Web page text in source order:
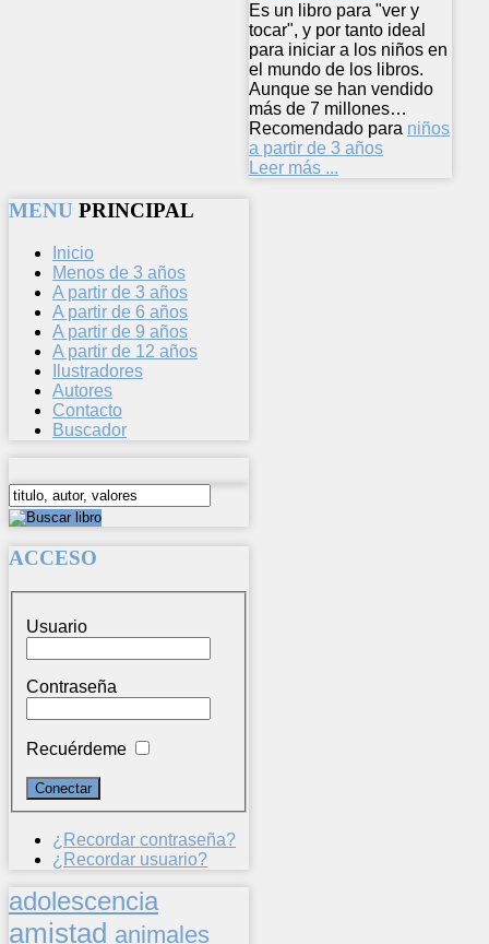
Es un libro para "ver y
tocar", y por tanto ideal
para iniciar a los niños en
el mundo de los libros.
Aunque se han vendido
más de 7 millones…
Recomendado para niños
a partir de 3 años
Leer más ...
MENU PRINCIPAL
Inicio
Menos de 3 años
A partir de 3 años
A partir de 6 años
A partir de 9 años
A partir de 12 años
Ilustradores
Autores
Contacto
Buscador
ACCESO
Usuario
Contraseña
Recuérdeme
¿Recordar contraseña?
¿Recordar usuario?
adolescencia
amistad animales